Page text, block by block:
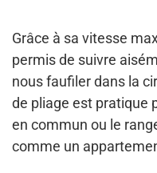
Grâce à sa vitesse
permis de suivre
nous faufiler dans la
de pliage est pratique
en commun ou le
comme un